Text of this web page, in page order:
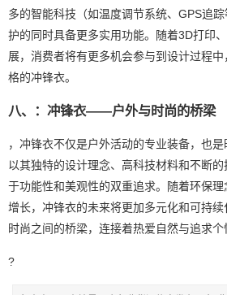
多的智能科技（如温度调节系统、GPS追
护的同时具备更多实用功能。随着3D打印
展，消费者将有更多机会参与到设计过程
格的冲锋衣。
八、：冲锋衣——户外与时尚的桥梁
，冲锋衣不仅是户外活动的专业装备，也
以其独特的设计理念、高科技材料和不断
于功能性和美观性的双重追求。随着环保
增长，冲锋衣的未来将更加多元化和可持
时尚之间的桥梁，连接着热爱自然与追求个
?